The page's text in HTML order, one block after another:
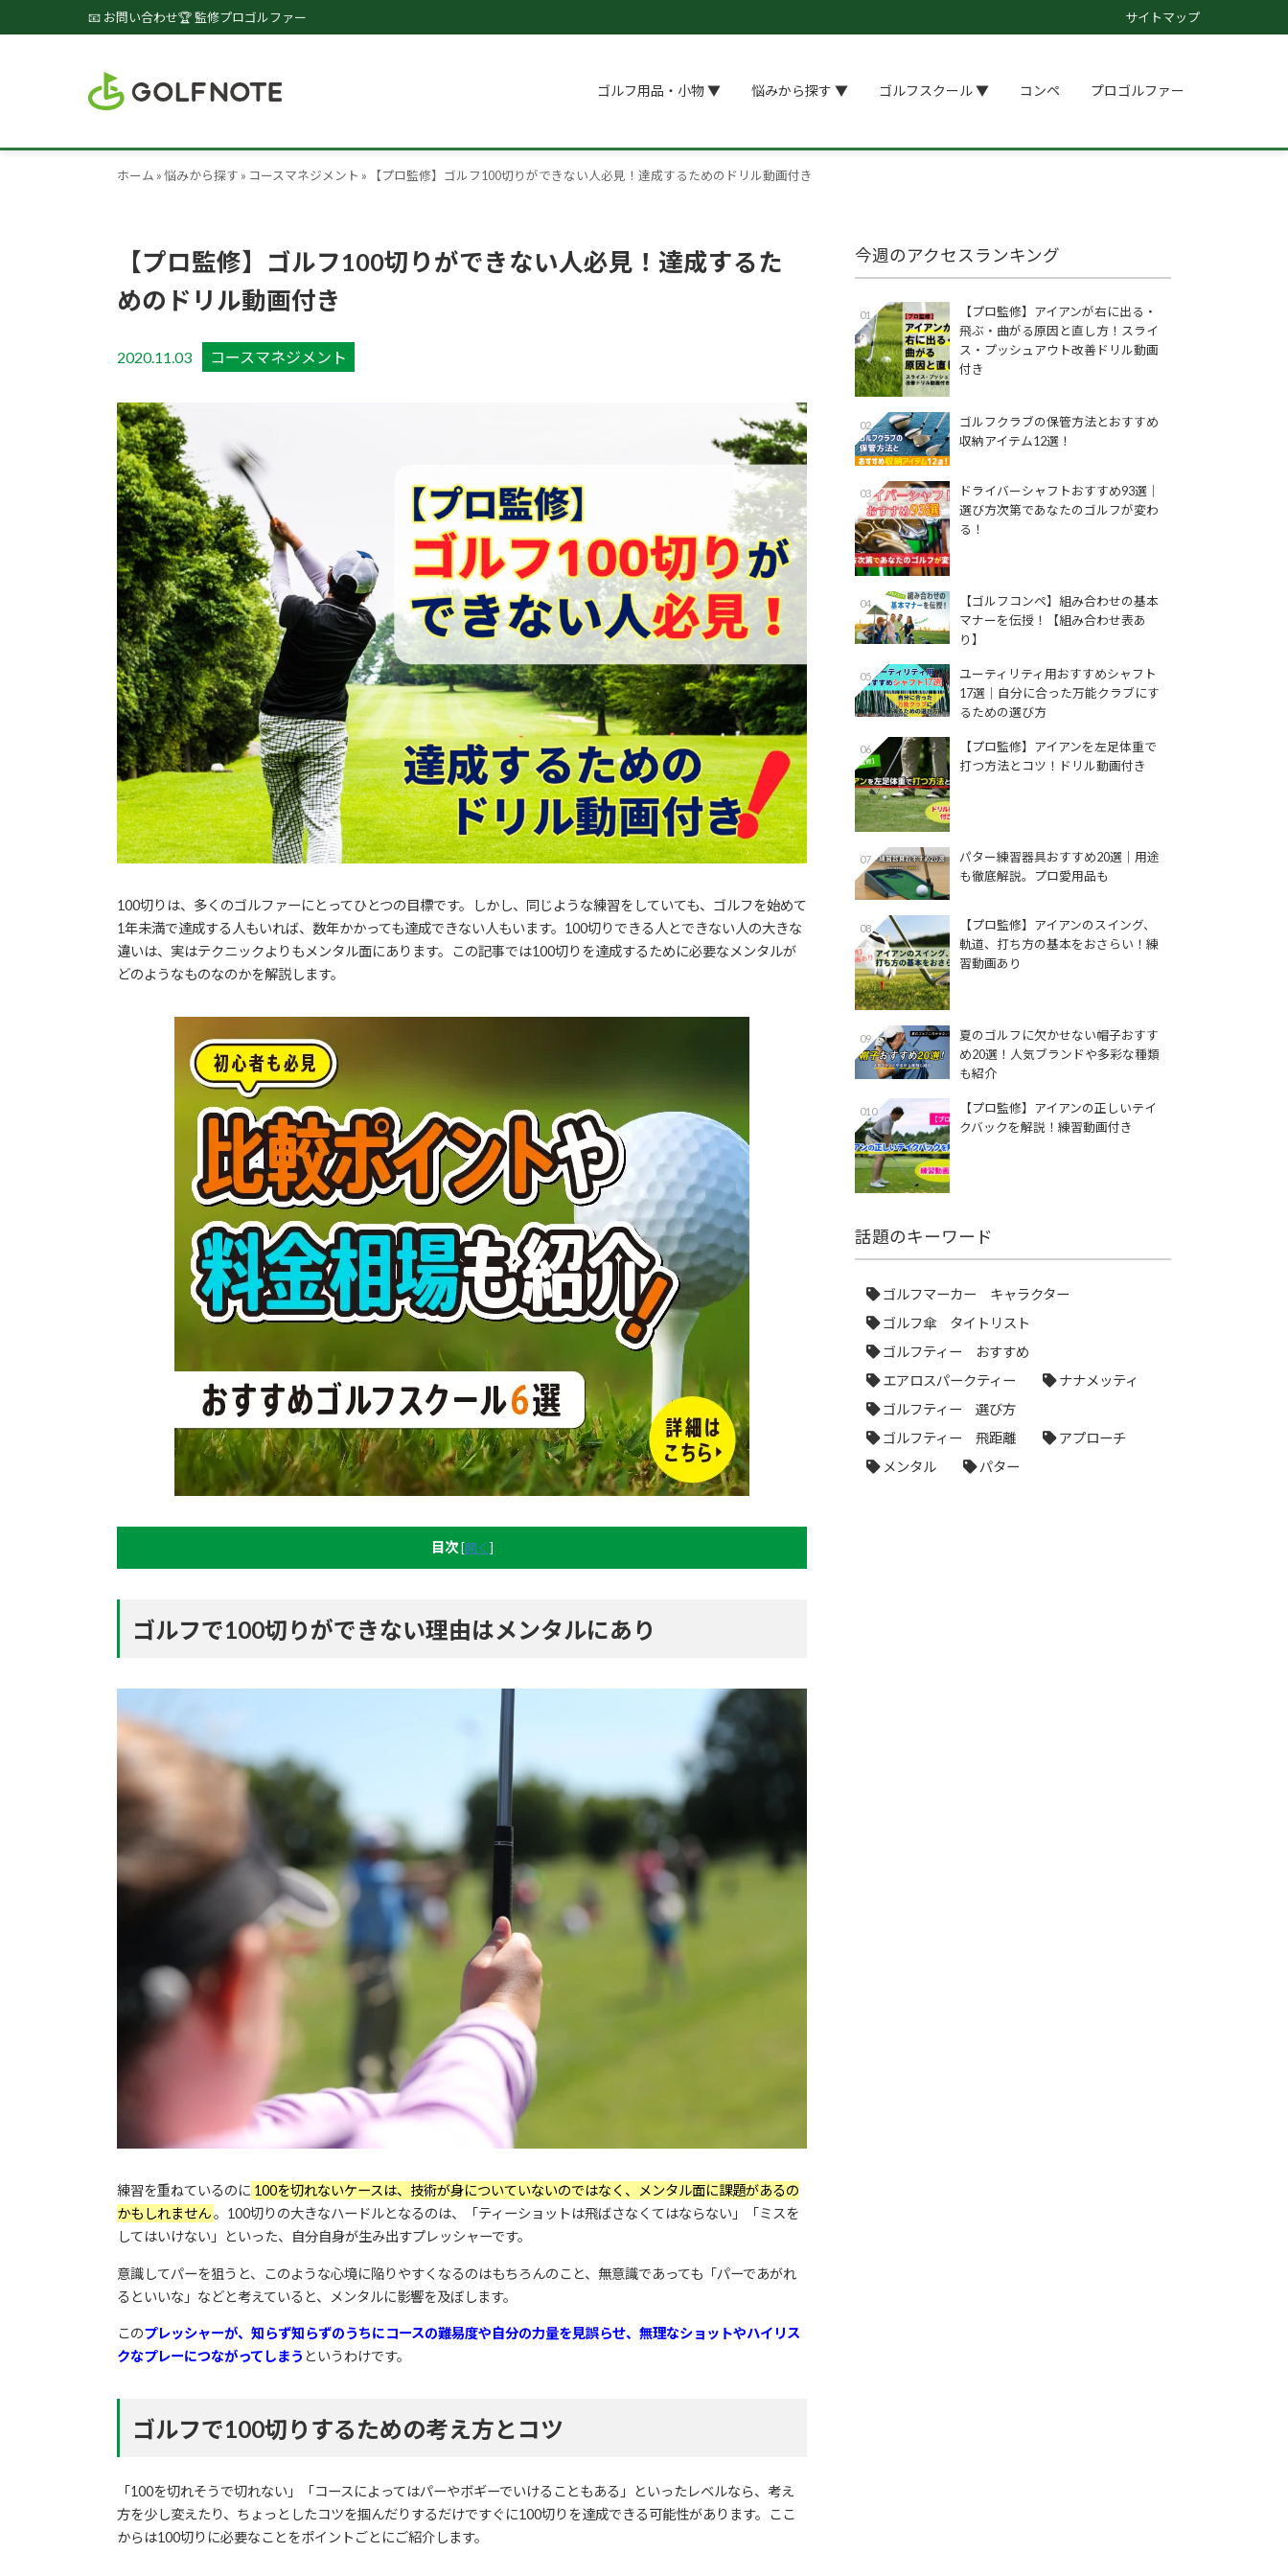
📧 お問い合わせ🏆 監修プロゴルファー サイトマップ
ゴルフ用品・小物 ▼ 悩みから探す ▼ ゴルフスクール ▼ コンペ プロゴルファー
ホーム »悩みから探す » コースマネジメント » 【プロ監修】ゴルフ100切りができない人必見！達成するためのドリル動画付き
【プロ監修】ゴルフ100切りができない人必見！達成するた
めのドリル動画付き
2020.11.03 コースマネジメント
100切りは、多くのゴルファーにとってひとつの目標です。しかし、同じような練習をしていても、ゴルフを始めて
1年未満で達成する人もいれば、数年かかっても達成できない人もいます。100切りできる人とできない人の大きな
違いは、実はテクニックよりもメンタル面にあります。この記事では100切りを達成するために必要なメンタルが
どのようなものなのかを解説します。
目次 [開く ]
ゴルフで100切りができない理由はメンタルにあり
練習を重ねているのに 100を切れないケースは、技術が身についていないのではなく、メンタル面に課題があるの
かもしれません。100切りの大きなハードルとなるのは、「ティーショットは飛ばさなくてはならない」「ミスを
してはいけない」といった、自分自身が生み出すプレッシャーです。
意識してパーを狙うと、このような心境に陥りやすくなるのはもちろんのこと、無意識であっても「パーであがれ
るといいな」などと考えていると、メンタルに影響を及ぼします。
このプレッシャーが、知らず知らずのうちにコースの難易度や自分の力量を見誤らせ、無理なショットやハイリス
クなプレーにつながってしまう というわけです。
ゴルフで100切りするための考え方とコツ
「100を切れそうで切れない」「コースによってはパーやボギーでいけることもある」といったレベルなら、考え
方を少し変えたり、ちょっとしたコツを掴んだりするだけですぐに100切りを達成できる可能性があります。ここ
からは100切りに必要なことをポイントごとにご紹介します。
今週のアクセスランキング
01
【プロ監修】アイアンが右に出る・
飛ぶ・曲がる原因と直し方！スライ
ス・プッシュアウト改善ドリル動画
付き
02
ゴルフクラブの保管方法とおすすめ
収納アイテム12選！
03
ドライバーシャフトおすすめ93選│
選び方次第であなたのゴルフが変わ
る！
04
【ゴルフコンペ】組み合わせの基本
マナーを伝授！【組み合わせ表あ
り】
05
ユーティリティ用おすすめシャフト
17選│自分に合った万能クラブにす
るための選び方
06
【プロ監修】アイアンを左足体重で
打つ方法とコツ！ドリル動画付き
07
パター練習器具おすすめ20選｜用途
も徹底解説。プロ愛用品も
08
【プロ監修】アイアンのスイング、
軌道、打ち方の基本をおさらい！練
習動画あり
09
夏のゴルフに欠かせない帽子おすす
め20選！人気ブランドや多彩な種類
も紹介
010
【プロ監修】アイアンの正しいテイ
クバックを解説！練習動画付き
話題のキーワード
ゴルフマーカー キャラクター
ゴルフ傘 タイトリスト
ゴルフティー おすすめ
エアロスパークティー
ナナメッティ
ゴルフティー 選び方
ゴルフティー 飛距離
アプローチ
メンタル
パター